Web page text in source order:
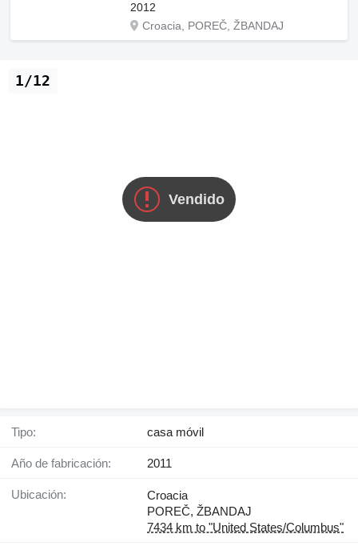
2012
Croacia, POREČ, ŽBANDAJ
Vendido
1/12
Tipo: casa móvil
Año de fabricación: 2011
Ubicación:
Croacia
POREČ, ŽBANDAJ
7434 km to "United States/Columbus"